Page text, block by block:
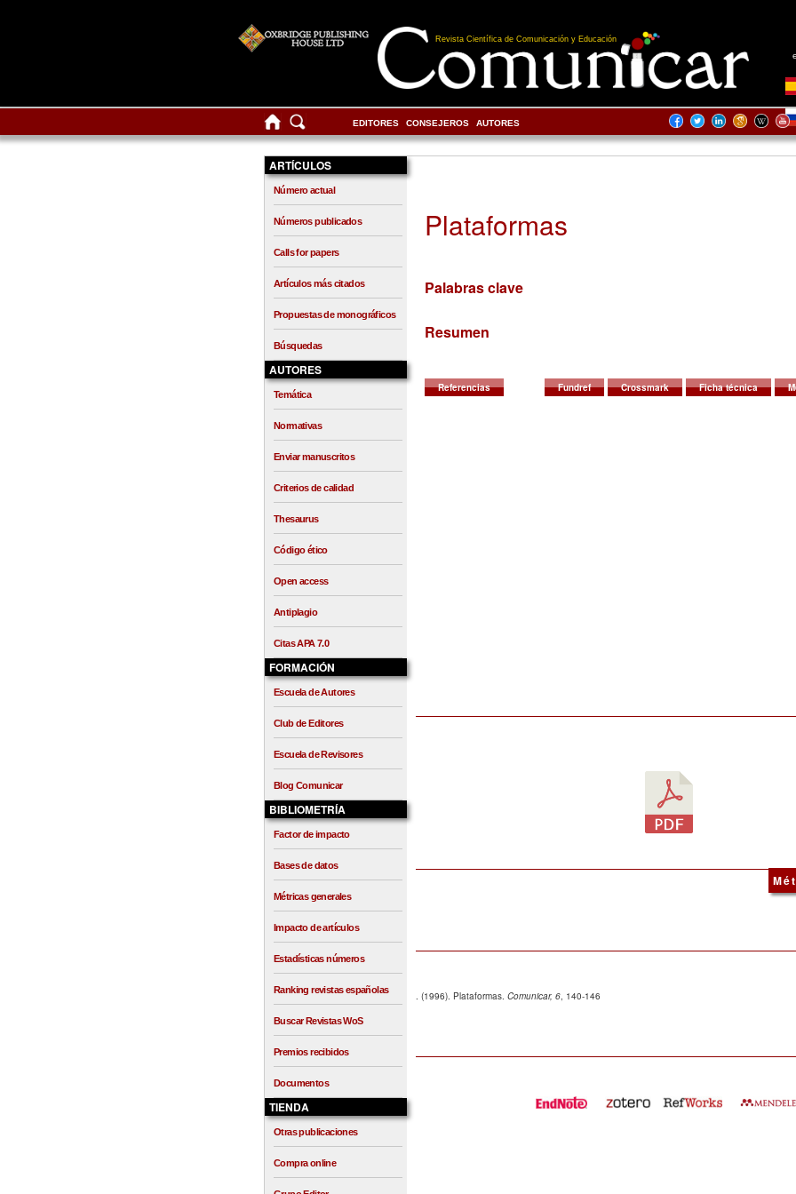
Revista Científica de Comunicación y Educación
EDITORES CONSEJEROS AUTORES
ARTÍCULOS
Número actual
Números publicados
Calls for papers
Artículos más citados
Propuestas de monográficos
Búsquedas
AUTORES
Temática
Normativas
Enviar manuscritos
Criterios de calidad
Thesaurus
Código ético
Open access
Antiplagio
Citas APA 7.0
FORMACIÓN
Escuela de Autores
Club de Editores
Escuela de Revisores
Blog Comunicar
BIBLIOMETRÍA
Factor de impacto
Bases de datos
Métricas generales
Impacto de artículos
Estadísticas números
Ranking revistas españolas
Buscar Revistas WoS
Premios recibidos
Documentos
TIENDA
Otras publicaciones
Compra online
Plataformas
Palabras clave
Resumen
Referencias Fundref Crossmark Ficha técnica
. (1996). Plataformas. Comunicar, 6, 140-146